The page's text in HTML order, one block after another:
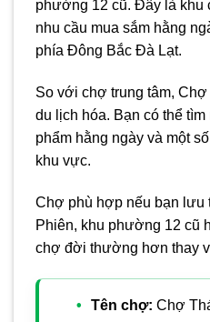
phường 12 cũ. Đây là khu
nhu cầu mua sắm hằng
phía Đông Bắc Đà Lạt.
So với chợ trung tâm,
du lịch hóa. Bạn có thể
phẩm hằng ngày và một
khu vực.
Chợ phù hợp nếu bạn lưu
Phiên, khu phường 12 cũ
chợ đời thường hơn thay
Tên chợ: Chợ